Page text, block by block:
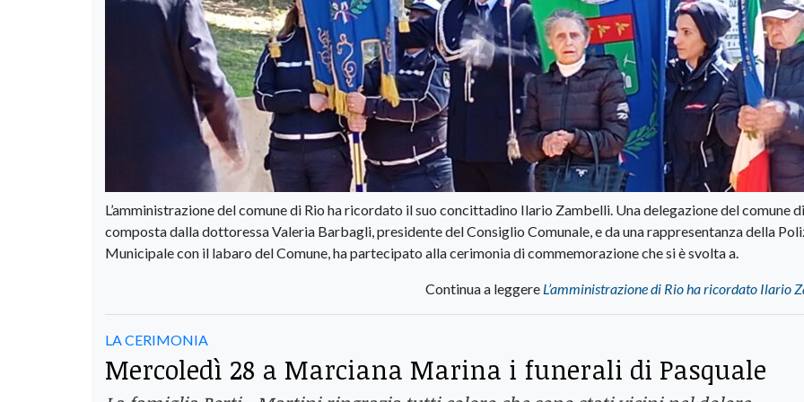
L’amministrazione del comune di Rio ha ricordato il suo concittadino Ilario Zambelli. Una delegazione del comune
composta dalla dottoressa Valeria Barbagli, presidente del Consiglio Comunale, e da una rappresentanza della
Municipale con il labaro del Comune, ha partecipato alla cerimonia di commemorazione che si è svolta a.
Continua a leggere L’amministrazione di Rio ha ricordato Ilario
LA CERIMONIA
Mercoledì 28 a Marciana Marina i funerali di Pasquale